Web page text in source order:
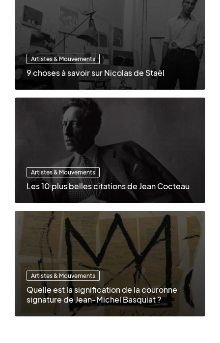
Artistes & Mouvements
9 choses à savoir sur Nicolas de Staël
Artistes & Mouvements
Les 10 plus belles citations de Jean Cocteau
Artistes & Mouvements
Quelle est la signification de la couronne
signature de Jean-Michel Basquiat ?